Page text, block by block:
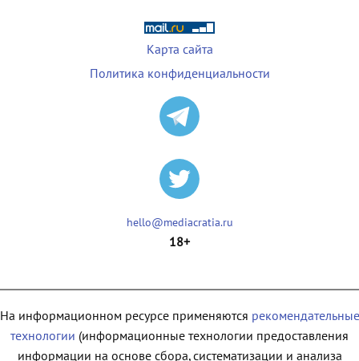
Карта сайта
Политика конфиденциальности
hello@mediacratia.ru
18+
На информационном ресурсе применяются рекомендательные
технологии (информационные технологии предоставления
информации на основе сбора, систематизации и анализа